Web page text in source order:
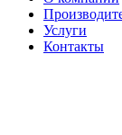
Услуги
Контакты